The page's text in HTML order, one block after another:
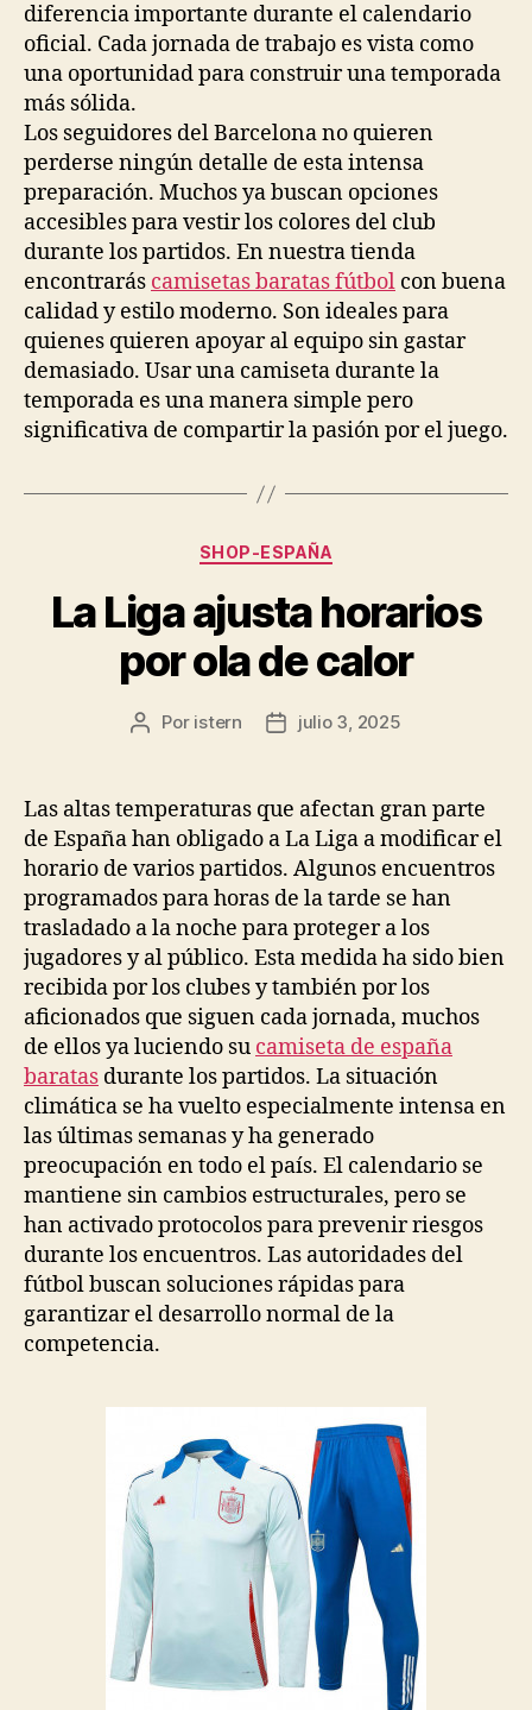
diferencia importante durante el calendario
oficial. Cada jornada de trabajo es vista como
una oportunidad para construir una temporada
más sólida.
Los seguidores del Barcelona no quieren
perderse ningún detalle de esta intensa
preparación. Muchos ya buscan opciones
accesibles para vestir los colores del club
durante los partidos. En nuestra tienda
encontrarás camisetas baratas fútbol con buena
calidad y estilo moderno. Son ideales para
quienes quieren apoyar al equipo sin gastar
demasiado. Usar una camiseta durante la
temporada es una manera simple pero
significativa de compartir la pasión por el juego.
Categorías
SHOP-ESPAÑA
La Liga ajusta horarios
por ola de calor
Autor
entrada
Por istern
Fecha
entrada
julio 3, 2025
Las altas temperaturas que afectan gran parte
de España han obligado a La Liga a modificar el
horario de varios partidos. Algunos encuentros
programados para horas de la tarde se han
trasladado a la noche para proteger a los
jugadores y al público. Esta medida ha sido bien
recibida por los clubes y también por los
aficionados que siguen cada jornada, muchos
de ellos ya luciendo su camiseta de españa
baratas durante los partidos. La situación
climática se ha vuelto especialmente intensa en
las últimas semanas y ha generado
preocupación en todo el país. El calendario se
mantiene sin cambios estructurales, pero se
han activado protocolos para prevenir riesgos
durante los encuentros. Las autoridades del
fútbol buscan soluciones rápidas para
garantizar el desarrollo normal de la
competencia.